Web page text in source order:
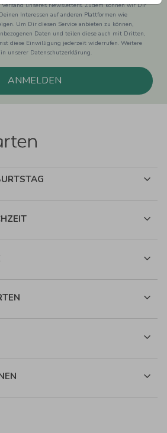
unseres Newsletters. Zudem können wir Dir
Interessen auf anderen Plattformen wie
Um Dir diesen Service anbieten zu können,
Daten und teilen diese auch mit Dritten,
diese Einwilligung jederzeit widerrufen. Weitere
unserer Datenschutzerklärung.
ANMELDEN